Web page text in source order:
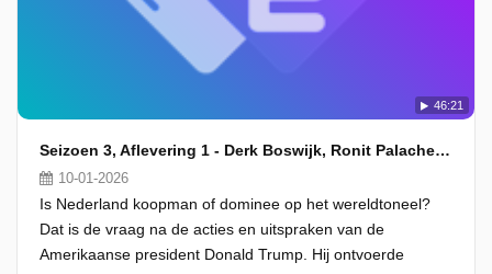
46:21
Seizoen 3, Aflevering 1 - Derk Boswijk, Ronit Palache en Arnold Huijgen
10-01-2026
Is Nederland koopman of dominee op het wereldtoneel?
Dat is de vraag na de acties en uitspraken van de
Amerikaanse president Donald Trump. Hij ontvoerde